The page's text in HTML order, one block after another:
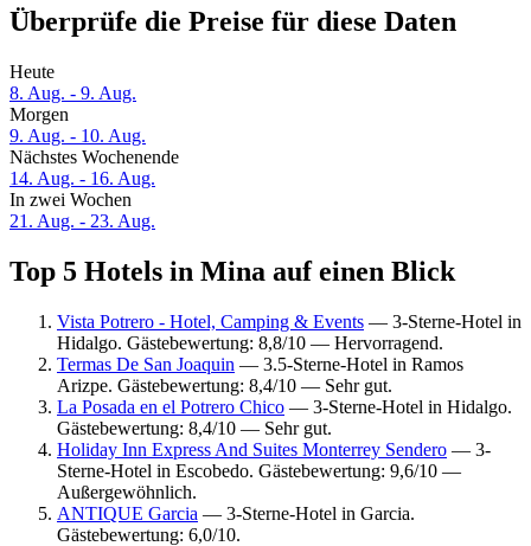
Überprüfe die Preise für diese Daten
Heute
8. Aug. - 9. Aug.
Morgen
9. Aug. - 10. Aug.
Nächstes Wochenende
14. Aug. - 16. Aug.
In zwei Wochen
21. Aug. - 23. Aug.
Top 5 Hotels in Mina auf einen Blick
Vista Potrero - Hotel, Camping & Events — 3-Sterne-Hotel in
Hidalgo. Gästebewertung: 8,8/10 — Hervorragend.
Termas De San Joaquin — 3.5-Sterne-Hotel in Ramos
Arizpe. Gästebewertung: 8,4/10 — Sehr gut.
La Posada en el Potrero Chico — 3-Sterne-Hotel in Hidalgo.
Gästebewertung: 8,4/10 — Sehr gut.
Holiday Inn Express And Suites Monterrey Sendero — 3-
Sterne-Hotel in Escobedo. Gästebewertung: 9,6/10 —
Außergewöhnlich.
ANTIQUE Garcia — 3-Sterne-Hotel in Garcia.
Gästebewertung: 6,0/10.